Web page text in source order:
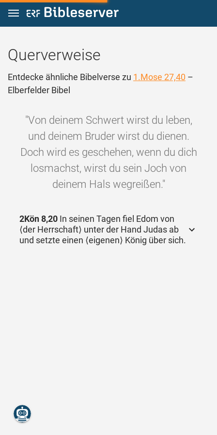
Zum Inhalt springen
Querverweise
Entdecke ähnliche Bibelverse zu 1.Mose 27,40 –
Elberfelder Bibel
"Von deinem Schwert wirst du leben,
und deinem Bruder wirst du dienen.
Doch wird es geschehen, wenn du dich
losmachst, wirst du sein Joch von
deinem Hals wegreißen."
2Kön 8,20 In seinen Tagen fiel Edom von
⟨der Herrschaft⟩ unter der Hand Judas ab
und setzte einen ⟨eigenen⟩ König über sich.